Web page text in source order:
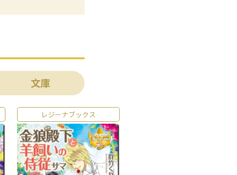
文庫
レジーナブックス